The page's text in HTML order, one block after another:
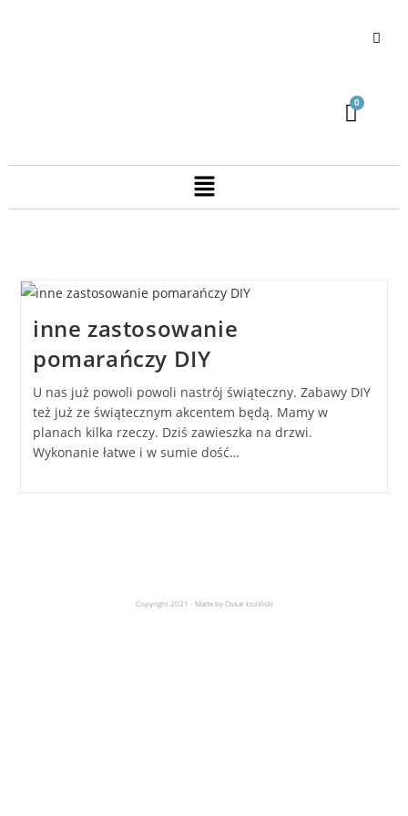
inne zastosowanie
pomarańczy DIY
U nas już powoli powoli nastrój świąteczny. Zabawy DIY
też już ze świątecznym akcentem będą. Mamy w
planach kilka rzeczy. Dziś zawieszka na drzwi.
Wykonanie łatwe i w sumie dość…
Copyright 2021 - Made by Oskar Łoziński